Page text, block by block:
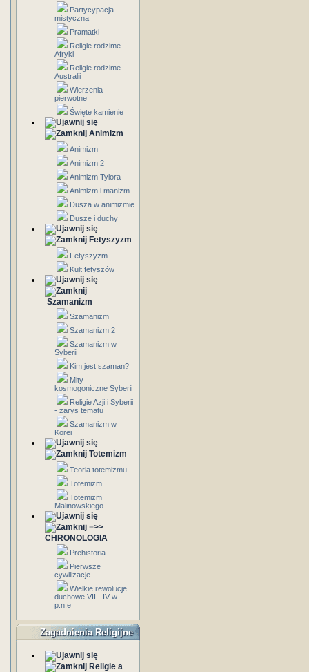
Partycypacja
mistyczna
Pramatki
Religie rodzime
Afryki
Religie rodzime
Australii
Wierzenia
pierwotne
Święte kamienie
Animizm
Animizm
Animizm 2
Animizm Tylora
Animizm i manizm
Dusza w animizmie
Dusze i duchy
Fetyszyzm
Fetyszyzm
Kult fetyszów
Szamanizm
Szamanizm
Szamanizm 2
Szamanizm w
Syberii
Kim jest szaman?
Mity
kosmogoniczne Syberii
Religie Azji i Syberii
- zarys tematu
Szamanizm w
Korei
Totemizm
Teoria totemizmu
Totemizm
Totemizm
Malinowskiego
=>>
CHRONOLOGIA
Prehistoria
Pierwsze
cywilizacje
Wielkie rewolucje
duchowe VII - IV w.
p.n.e
Zagadnienia Religijne
Religie a